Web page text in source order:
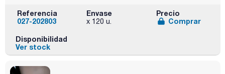
Referencia
027-202803
Envase
x 120 u.
Precio
Comprar
Disponibilidad
Ver stock